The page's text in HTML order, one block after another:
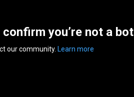
you’re not a bot
our community. Learn more